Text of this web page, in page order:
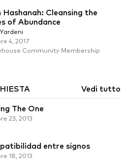
Hashanah: Cleansing the
of Abundance
4, 2017
Community Membership
Vedi tutto
The One
23, 2013
entre signos
18, 2013